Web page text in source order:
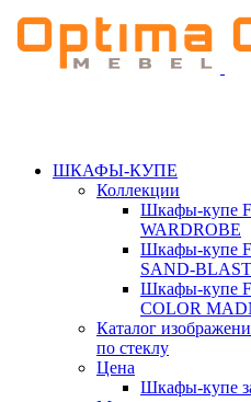
ШКАФЫ-КУПЕ
Коллекции
Шкафы-купе
WARDROBE
Шкафы-купе
SAND-BLAST
Шкафы-купе
COLOR
Каталог
по стеклу
Цена
Шкафы-купе